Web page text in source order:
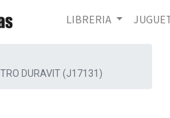
LIBRERIA
DURAVIT (J17131)